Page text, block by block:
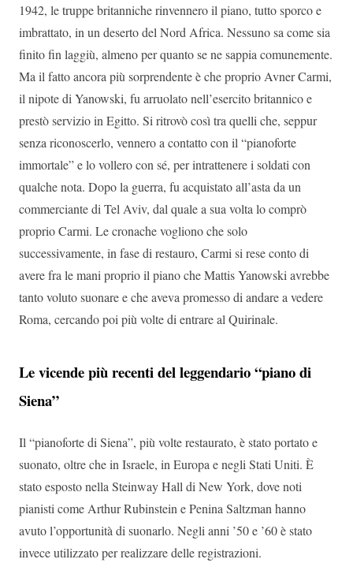
1942, le truppe britanniche rinvennero il piano, tutto sporco e
imbrattato, in un deserto del Nord Africa. Nessuno sa come sia
finito fin laggiù, almeno per quanto se ne sappia comunemente.
Ma il fatto ancora più sorprendente è che proprio Avner Carmi,
il nipote di Yanowski, fu arruolato nell’esercito britannico e
prestò servizio in Egitto. Si ritrovò così tra quelli che, seppur
senza riconoscerlo, vennero a contatto con il “pianoforte
immortale” e lo vollero con sé, per intrattenere i soldati con
qualche nota. Dopo la guerra, fu acquistato all’asta da un
commerciante di Tel Aviv, dal quale a sua volta lo comprò
proprio Carmi. Le cronache vogliono che solo
successivamente, in fase di restauro, Carmi si rese conto di
avere fra le mani proprio il piano che Mattis Yanowski avrebbe
tanto voluto suonare e che aveva promesso di andare a vedere
Roma, cercando poi più volte di entrare al Quirinale.
Le vicende più recenti del leggendario “piano di
Siena”
Il “pianoforte di Siena”, più volte restaurato, è stato portato e
suonato, oltre che in Israele, in Europa e negli Stati Uniti. È
stato esposto nella Steinway Hall di New York, dove noti
pianisti come Arthur Rubinstein e Penina Saltzman hanno
avuto l’opportunità di suonarlo. Negli anni ’50 e ’60 è stato
invece utilizzato per realizzare delle registrazioni.